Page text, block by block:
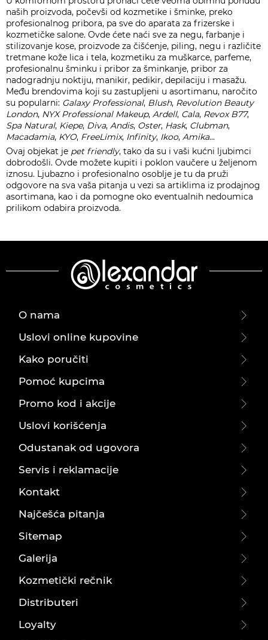
naših proizvoda, počevši od kozmetike i šminke, preko
profesionalnog pribora, pa sve do aparata za frizerske i
kozmetičke salone. Ovde ćete naći sve za negu, farbanje i
stilizovanje kose, proizvode za čišćenje, piling, negu i različite
tretmane kože lica i tela, kozmetiku za muškarce, parfeme,
profesionalnu šminku i pribor za šminkanje, pribor za
nadogradnju noktiju, manikir, pedikir, depilaciju i masažu.
Među brendovima koji su zastupljeni u asortimanu, naročito
su popularni: Galaxy Professional, Blush, Revolution Beauty
London, NYX Professional Makeup, Ardell, Cala, Revox B77,
Spa Natural, Kiepe, Diva, Andis, Oster, Hask, Clubman,
Macadamia, KYO, FreeLimix, Infinity, Ikoo, Amika...
Ovaj objekat je pet friendly, tako da su i vaši kućni ljubimci
dobrodošli. Ovde možete kupiti i poklon vaučere u željenom
iznosu. Ljubazno i profesionalno osoblje je tu da pruži
odgovore na sva vaša pitanja u vezi sa artiklima iz prodajnog
asortimana, kao i da pomogne oko eventualnih nedoumica
prilikom odabira proizvoda.
O nama
Uslovi online kupovine
Kako poručiti
Pomoć kupcima
Promo kod i akcije
Uslovi korišćenja
Odustanak od ugovora
Servis i reklamacije
Kontakt
Najčešća pitanja
Sitemap
Galerija
Kozmetički rečnik
Distributeri
Loyalty